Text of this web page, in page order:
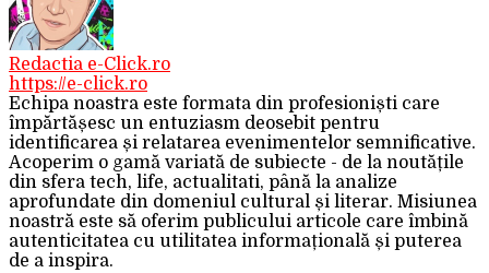
Redactia e-Click.ro
https://e-click.ro
Echipa noastra este formata din profesioniști care
împărtășesc un entuziasm deosebit pentru
identificarea și relatarea evenimentelor semnificative.
Acoperim o gamă variată de subiecte - de la noutățile
din sfera tech, life, actualitati, până la analize
aprofundate din domeniul cultural și literar. Misiunea
noastră este să oferim publicului articole care îmbină
autenticitatea cu utilitatea informațională și puterea
de a inspira.